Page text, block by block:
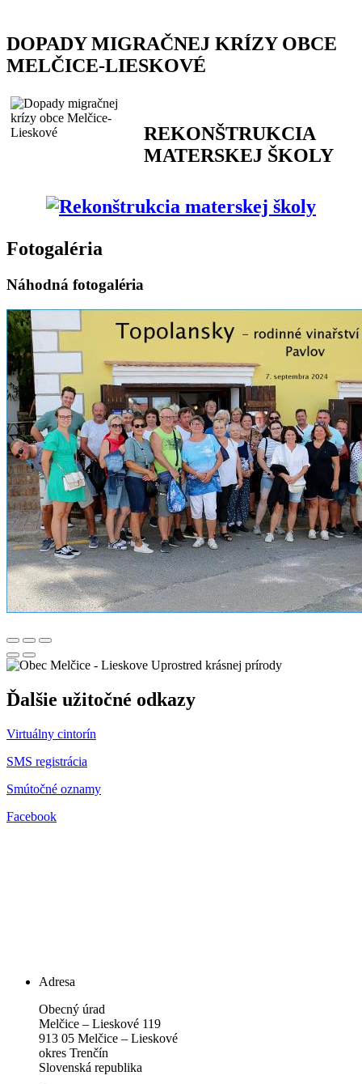
DOPADY MIGRAČNEJ KRÍZY OBCE
MELČICE-LIESKOVÉ
REKONŠTRUKCIA
MATERSKEJ ŠKOLY
Fotogaléria
Náhodná fotogaléria
Uprostred krásnej prírody
Ďalšie užitočné odkazy
Virtuálny cintorín
SMS registrácia
Smútočné oznamy
Facebook
Adresa
Obecný úrad
Melčice – Lieskové 119
913 05 Melčice – Lieskové
okres Trenčín
Slovenská republika